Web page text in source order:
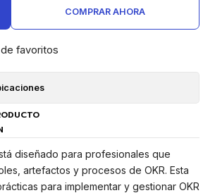
COMPRAR AHORA
favoritos
diseñado para profesionales que
artefactos y procesos de OKR. Esta
para implementar y gestionar OKR